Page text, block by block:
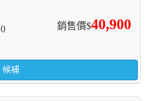
銷售價$40,900
0
候補